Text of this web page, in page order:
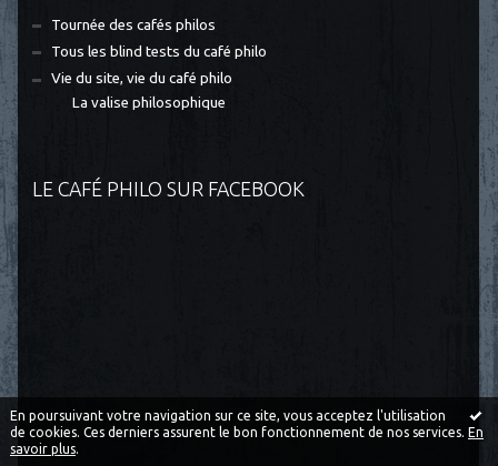
En poursuivant votre navigation sur ce site, vous acceptez l'utilisation
de cookies. Ces derniers assurent le bon fonctionnement de nos services. En
savoir plus.
Tournée des cafés philos
Tous les blind tests du café philo
Vie du site, vie du café philo
La valise philosophique
LE CAFÉ PHILO SUR FACEBOOK